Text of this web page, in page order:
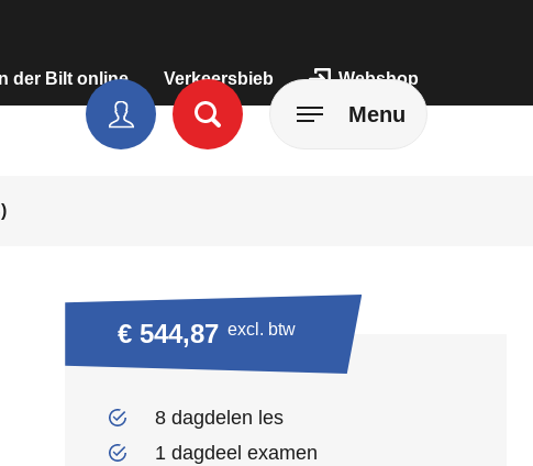
Menu
der Bilt online Verkeersbieb Webshop
€ 544,87 excl. btw
8 dagdelen les
1 dagdeel examen